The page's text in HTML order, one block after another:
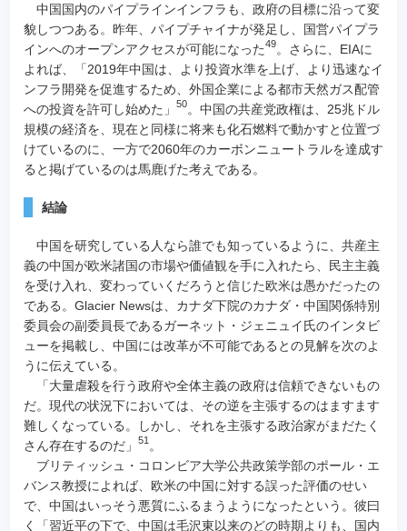
中国国内のパイプラインインフラも、政府の目標に沿って変
貌しつつある。昨年、パイプチャイナが発足し、国営パイプラ
インへのオープンアクセスが可能になった49。さらに、EIAに
よれば、「2019年中国は、より投資水準を上げ、より迅速なイ
ンフラ開発を促進するため、外国企業による都市天然ガス配管
への投資を許可し始めた」
50。中国の共産党政権は、25兆ドル
規模の経済を、現在と同様に将来も化石燃料で動かすと位置づ
けているのに、一方で2060年のカーボンニュートラルを達成す
ると掲げているのは馬鹿げた考えである。
結論
中国を研究している人なら誰でも知っているように、共産主
義の中国が欧米諸国の市場や価値観を手に入れたら、民主主義
を受け入れ、変わっていくだろうと信じた欧米は愚かだったの
である。Glacier Newsは、カナダ下院のカナダ・中国関係特別
委員会の副委員長であるガーネット・ジェニュイ氏のインタビ
ューを掲載し、中国には改革が不可能であるとの見解を次のよ
うに伝えている。
「大量虐殺を行う政府や全体主義の政府は信頼できないもの
だ。現代の状況下においては、その逆を主張するのはますます
難しくなっている。しかし、それを主張する政治家がまだたく
さん存在するのだ」
51。
ブリティッシュ・コロンビア大学公共政策学部のポール・エ
バンス教授によれば、欧米の中国に対する誤った評価のせい
で、中国はいっそう悪質にふるまうようになったという。彼曰
く「習近平の下で、中国は毛沢東以来のどの時期よりも、国内